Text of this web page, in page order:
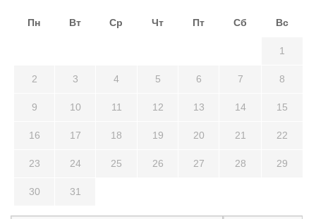
Пн Вт Ср Чт Пт Сб Вс
1
2 3 4 5 6 7 8
9 10 11 12 13 14 15
16 17 18 19 20 21 22
23 24 25 26 27 28 29
30 31